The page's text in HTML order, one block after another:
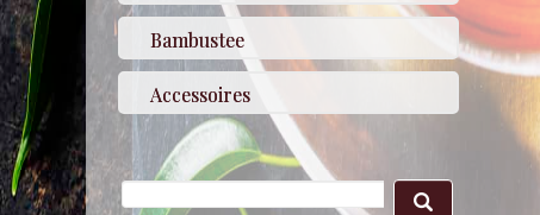
Bambustee
Accessoires